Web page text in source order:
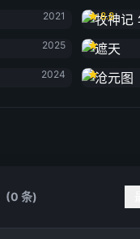
2021
8.8
2025
遮天
2024
沧元图
(0 条)